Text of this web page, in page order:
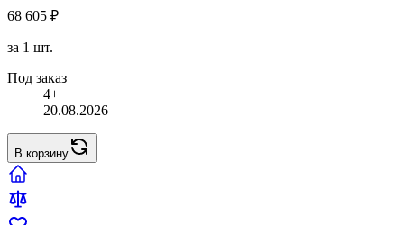
68 605 ₽
за 1 шт.
Под заказ
4+
20.08.2026
В корзину